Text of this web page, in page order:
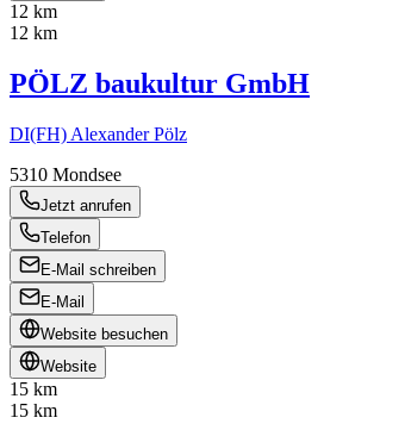
12 km
12 km
PÖLZ baukultur GmbH
DI(FH) Alexander Pölz
5310 Mondsee
Jetzt anrufen
Telefon
E-Mail schreiben
E-Mail
Website besuchen
Website
15 km
15 km